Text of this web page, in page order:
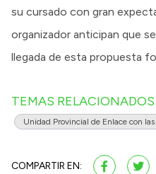
su cursado con gran
organizador anticipan que
llegada de esta propuesta
TEMAS RELACIONADOS
Unidad Provincial de Enlace con
COMPARTIR EN: